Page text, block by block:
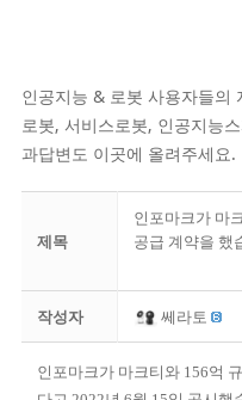
인공지능 & 로봇 사용자들의
로봇, 서비스로봇, 인공지능
과답변도 이곳에 올려주세요.
제목
인포마크가 마
공급 계약을 했
작성자 쎄라토
인포마크가 마크티와 156억